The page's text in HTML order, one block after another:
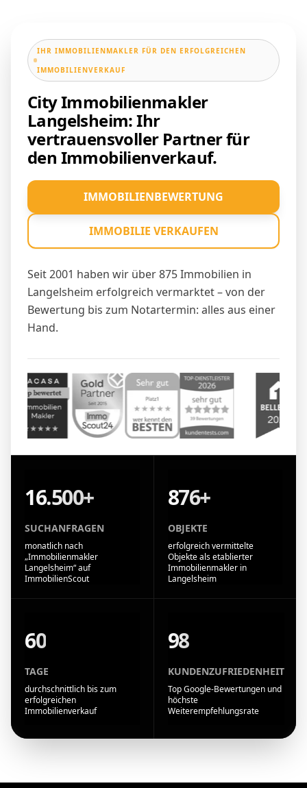
IHR IMMOBILIENMAKLER FÜR DEN ERFOLGREICHEN
IMMOBILIENVERKAUF
City Immobilienmakler
Langelsheim: Ihr
vertrauensvoller Partner für
den Immobilienverkauf.
Seit 2001 haben wir über 875 Immobilien in
Langelsheim erfolgreich vermarktet – von der
Bewertung bis zum Notartermin: alles aus einer
Hand.
IMMOBILIENBEWERTUNG
IMMOBILIE VERKAUFEN
16.500+
SUCHANFRAGEN
monatlich nach
„Immobilienmakler
Langelsheim“ auf
ImmobilienScout
876+
OBJEKTE
erfolgreich vermittelte
Objekte als etablierter
Immobilienmakler in
Langelsheim
60
TAGE
durchschnittlich bis zum
erfolgreichen
Immobilienverkauf
98
KUNDENZUFRIEDENHEIT
Top Google-Bewertungen und
höchste
Weiterempfehlungsrate